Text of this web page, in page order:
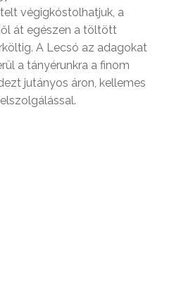
végigkóstolhatjuk, a
át egészen a töltött
A Lecsó az adagokat
a tányérunkra a finom
jutányos áron, kellemes